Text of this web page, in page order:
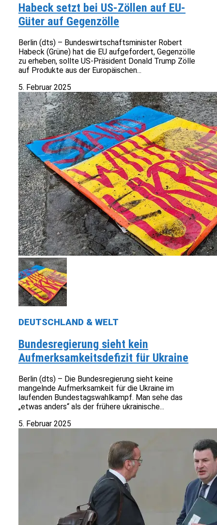
Habeck setzt bei US-Zöllen auf EU-
Güter auf Gegenzölle
Berlin (dts) – Bundeswirtschaftsminister Robert
Habeck (Grüne) hat die EU aufgefordert, Gegenzölle
zu erheben, sollte US-Präsident Donald Trump Zölle
auf Produkte aus der Europäischen...
5. Februar 2025
DEUTSCHLAND & WELT
Bundesregierung sieht kein
Aufmerksamkeitsdefizit für Ukraine
Berlin (dts) – Die Bundesregierung sieht keine
mangelnde Aufmerksamkeit für die Ukraine im
laufenden Bundestagswahlkampf. Man sehe das
„etwas anders“ als der frühere ukrainische...
5. Februar 2025